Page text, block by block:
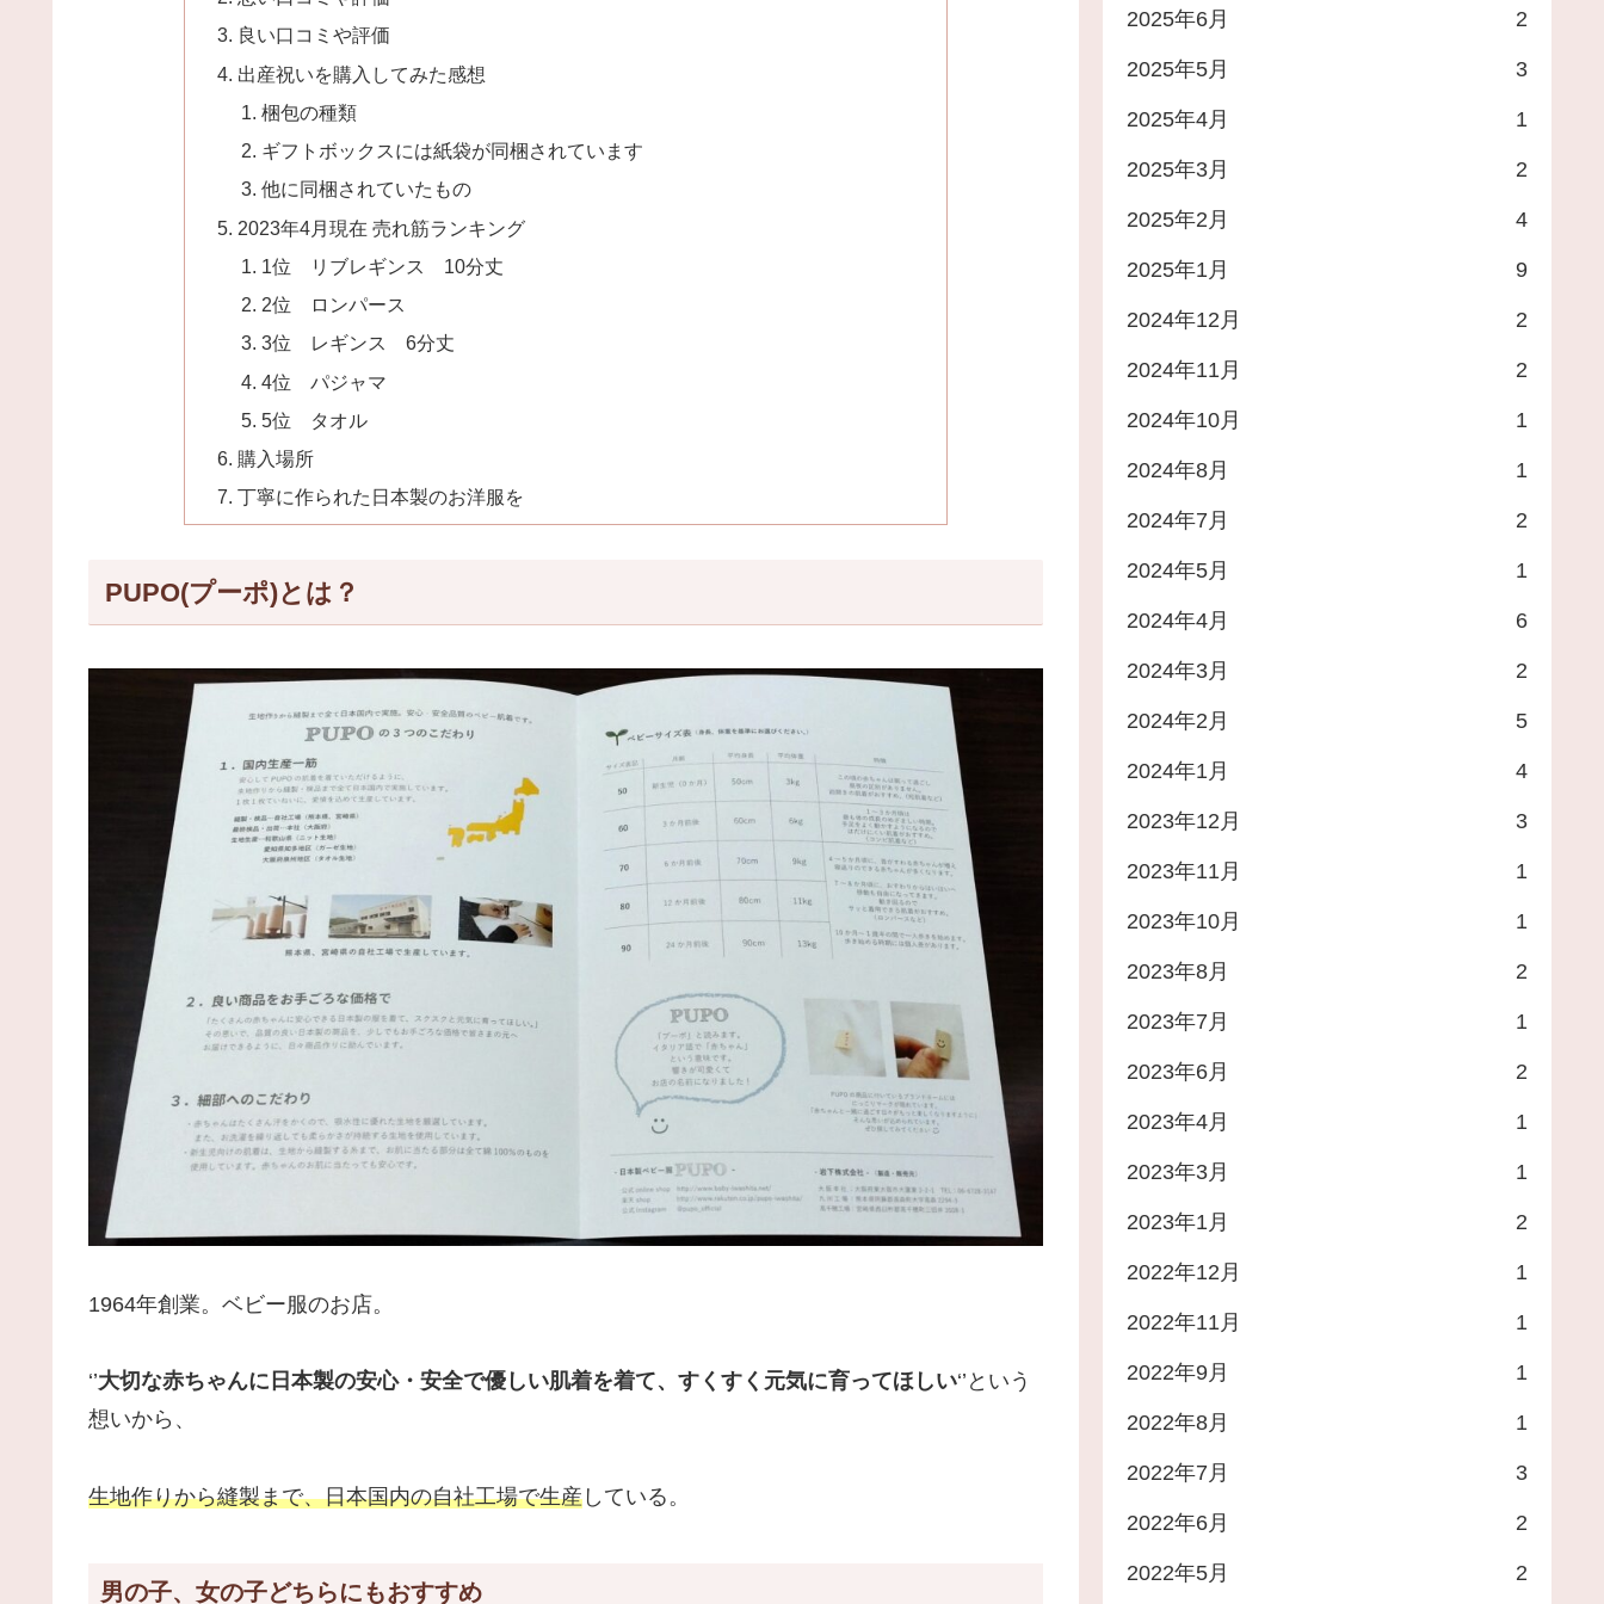
良い口コミや評価
出産祝いを購入してみた感想
梱包の種類
ギフトボックスには紙袋が同梱されています
他に同梱されていたもの
2023年4月現在 売れ筋ランキング
1位 リブレギンス 10分丈
2位 ロンパース
3位 レギンス 6分丈
4位 パジャマ
5位 タオル
購入場所
丁寧に作られた日本製のお洋服を
PUPO(プーポ)とは？
1964年創業。ベビー服のお店。
‘’大切な赤ちゃんに日本製の安心・安全で優しい肌着を着て、すくすく元気に育ってほしい‘’という
想いから、
生地作りから縫製まで、日本国内の自社工場で生産 している。
男の子、女の子どちらにもおすすめ
2025年6月 2
2025年5月 3
2025年4月 1
2025年3月 2
2025年2月 4
2025年1月 9
2024年12月 2
2024年11月 2
2024年10月 1
2024年8月 1
2024年7月 2
2024年5月 1
2024年4月 6
2024年3月 2
2024年2月 5
2024年1月 4
2023年12月 3
2023年11月 1
2023年10月 1
2023年8月 2
2023年7月 1
2023年6月 2
2023年4月 1
2023年3月 1
2023年1月 2
2022年12月 1
2022年11月 1
2022年9月 1
2022年8月 1
2022年7月 3
2022年6月 2
2022年5月 2